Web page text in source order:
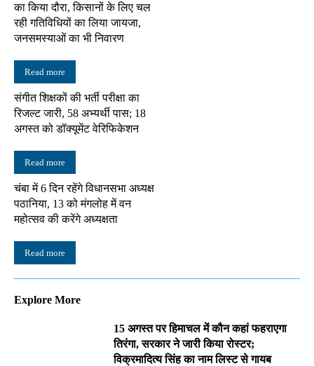
का किया दौरा, किसानों के लिए चल
रही गतिविधियों का लिया जायजा,
जनसमस्याओं का भी निवारण
Read more
संगीत शिक्षकों की भर्ती परीक्षा का
रिजल्ट जारी, 58 अभ्यर्थी पास; 18
अगस्त को डॉक्यूमेंट वेरिफिकेशन
Read more
चंबा में 6 दिन रहेंगे विधानसभा अध्यक्ष
पठानिया, 13 को मंगलोह में वन
महोत्सव की करेंगे अध्यक्षता
Read more
Explore More
15 अगस्त पर हिमाचल में कौन कहां फहराएगा
तिरंगा, सरकार ने जारी किया रोस्टर;
विक्रमादित्य सिंह का नाम लिस्ट से गायब